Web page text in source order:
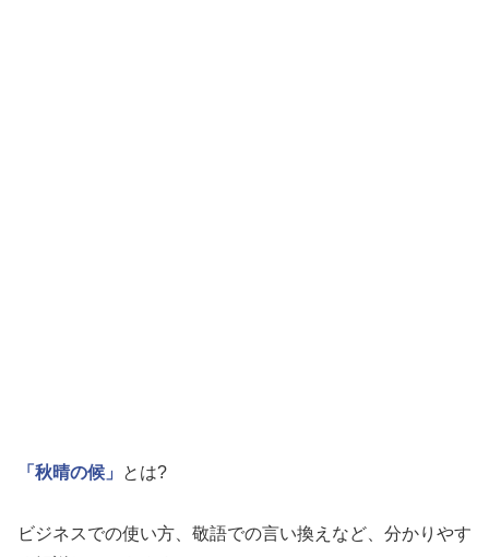
「秋晴の候」 とは?
ビジネスでの使い方、敬語での言い換えなど、分かりやす